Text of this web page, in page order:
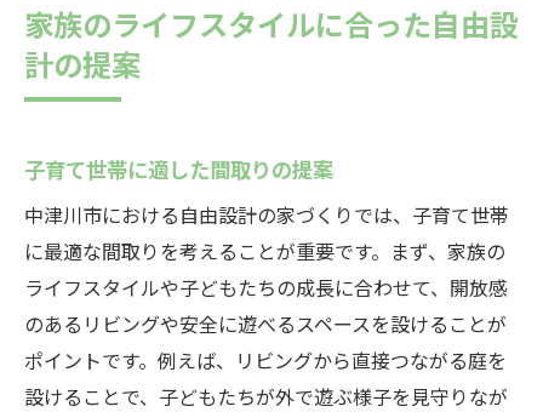
家族のライフスタイルに合った自由設
計の提案
子育て世帯に適した間取りの提案
中津川市における自由設計の家づくりでは、子育て世帯
に最適な間取りを考えることが重要です。まず、家族の
ライフスタイルや子どもたちの成長に合わせて、開放感
のあるリビングや安全に遊べるスペースを設けることが
ポイントです。例えば、リビングから直接つながる庭を
設けることで、子どもたちが外で遊ぶ様子を見守りなが